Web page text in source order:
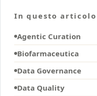
In questo
Agentic Curation
Biofarmaceutica
Data Governance
Data Quality